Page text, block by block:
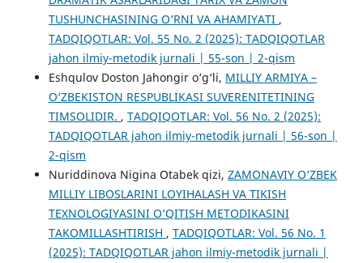
TUSHUNCHASINING O‘RNI VA AHAMIYATI ,
TADQIQOTLAR: Vol. 55 No. 2 (2025): TADQIQOTLAR
jahon ilmiy-metodik jurnali | 55-son | 2-qism
Eshqulov Doston Jahongir o‘g‘li, MILLIY ARMIYA –
O‘ZBEKISTON RESPUBLIKASI SUVERENITETINING
TIMSOLIDIR. , TADQIQOTLAR: Vol. 56 No. 2 (2025):
TADQIQOTLAR jahon ilmiy-metodik jurnali | 56-son |
2-qism
Nuriddinova Nigina Otabek qizi, ZAMONAVIY O‘ZBEK
MILLIY LIBOSLARINI LOYIHALASH VA TIKISH
TEXNOLOGIYASINI O‘QITISH METODIKASINI
TAKOMILLASHTIRISH , TADQIQOTLAR: Vol. 56 No. 1
(2025): TADQIQOTLAR jahon ilmiy-metodik jurnali |